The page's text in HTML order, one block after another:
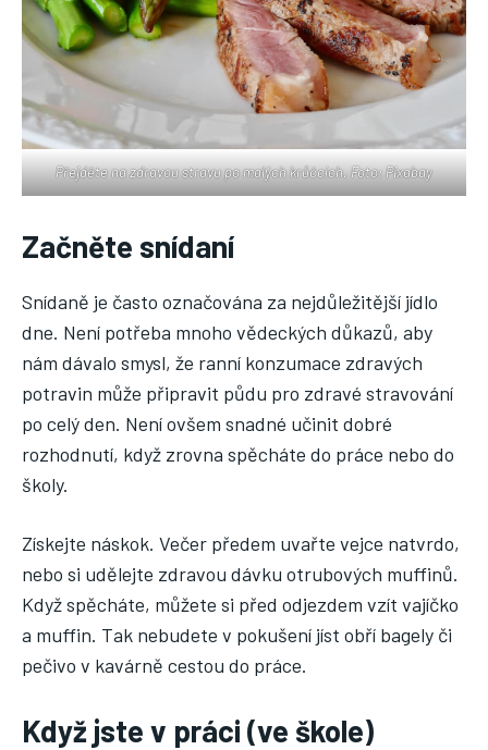
Přejděte na zdravou stravu po malých krůčcích. Foto: Pixabay
Začněte snídaní
Snídaně je často označována za nejdůležitější jídlo
dne. Není potřeba mnoho vědeckých důkazů, aby
nám dávalo smysl, že ranní konzumace zdravých
potravin může připravit půdu pro zdravé stravování
po celý den. Není ovšem snadné učinit dobré
rozhodnutí, když zrovna spěcháte do práce nebo do
školy.
Získejte náskok. Večer předem uvařte vejce natvrdo,
nebo si udělejte zdravou dávku otrubových muffinů.
Když spěcháte, můžete si před odjezdem vzít vajíčko
a muffin. Tak nebudete v pokušení jíst obří bagely či
pečivo v kavárně cestou do práce.
Když jste v práci (ve škole)